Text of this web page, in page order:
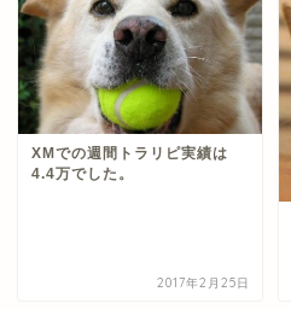
XMでの週間トラリピ実績は
4.4万でした。
2017年2月25日